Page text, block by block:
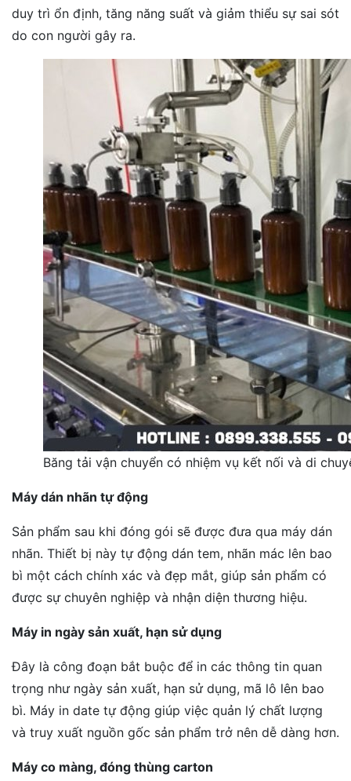
duy trì ổn định, tăng năng suất và giảm thiểu sự sai sót
do con người gây ra.
Băng tải vận chuyển có nhiệm vụ kết nối và di
Máy dán nhãn tự động
Sản phẩm sau khi đóng gói sẽ được đưa qua máy dán
nhãn. Thiết bị này tự động dán tem, nhãn mác lên bao
bì một cách chính xác và đẹp mắt, giúp sản phẩm có
được sự chuyên nghiệp và nhận diện thương hiệu.
Máy in ngày sản xuất, hạn sử dụng
Đây là công đoạn bắt buộc để in các thông tin quan
trọng như ngày sản xuất, hạn sử dụng, mã lô lên bao
bì. Máy in date tự động giúp việc quản lý chất lượng
và truy xuất nguồn gốc sản phẩm trở nên dễ dàng hơn.
Máy co màng, đóng thùng carton